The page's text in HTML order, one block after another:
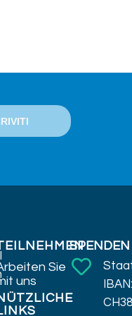
Sie
uns
SPENDEN
IBAN: